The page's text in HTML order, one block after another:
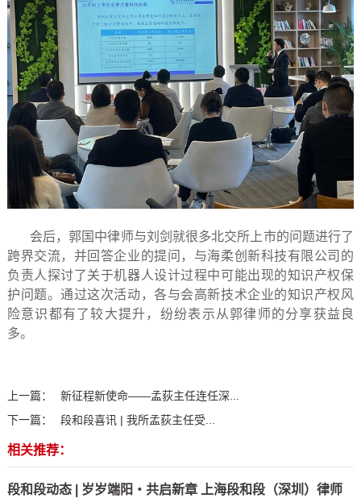
会后，郭国中律师与刘剑就很多北交所上市的问题进行了
跨界交流，并回答企业的提问，与海柔创新科技有限公司的
负责人探讨了关于机器人设计过程中可能出现的知识产权保
护问题。通过这次活动，各与会高新技术企业的知识产权风
险意识都有了较大提升，纷纷表示从郭律师的分享获益良
多。
上一篇：
新征程新使命——孟荻主任连任深...
下一篇：
段和段喜讯 | 我所孟荻主任受...
相关推荐：
段和段动态 | 岁岁端阳・共启新章 上海段和段（深圳）律师